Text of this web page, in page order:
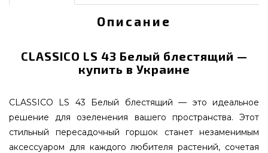
Описание
CLASSICO LS 43 Белый блестящий —
купить в Украине
CLASSICO LS 43 Белый блестящий — это идеальное
решение для озеленения вашего пространства. Этот
стильный пересадочный горшок станет незаменимым
аксессуаром для каждого любителя растений, сочетая